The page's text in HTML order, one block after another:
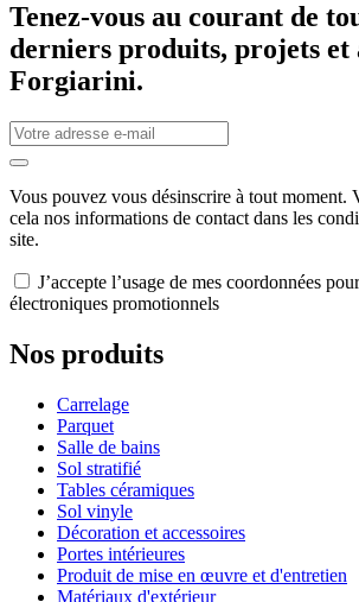
Tenez-vous au courant de
derniers produits, projets et
Forgiarini.
Vous pouvez vous désinscrire à tout moment.
cela nos informations de contact dans les
site.
J’accepte l’usage de mes coordonnées
électroniques promotionnels
Nos produits
Carrelage
Parquet
Salle de bains
Sol stratifié
Tables céramiques
Sol vinyle
Décoration et accessoires
Portes intérieures
Produit de mise en œuvre et d'entretien
Matériaux d'extérieur